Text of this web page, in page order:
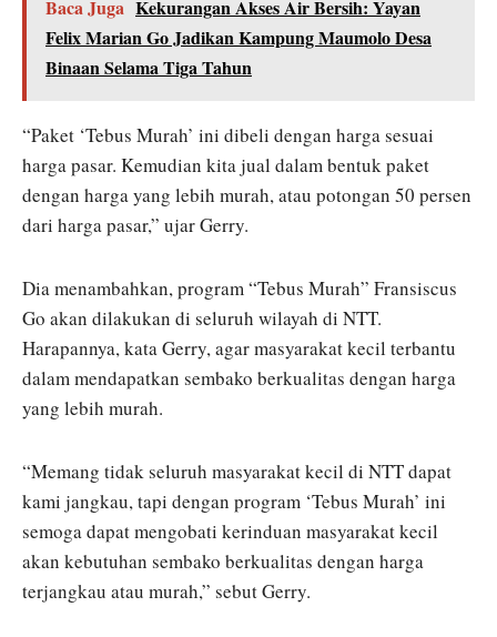
Baca Juga Kekurangan Akses Air Bersih: Yayan
Felix Marian Go Jadikan Kampung Maumolo Desa
Binaan Selama Tiga Tahun
“Paket ‘Tebus Murah’ ini dibeli dengan harga sesuai
harga pasar. Kemudian kita jual dalam bentuk paket
dengan harga yang lebih murah, atau potongan 50 persen
dari harga pasar,” ujar Gerry.
Dia menambahkan, program “Tebus Murah” Fransiscus
Go akan dilakukan di seluruh wilayah di NTT.
Harapannya, kata Gerry, agar masyarakat kecil terbantu
dalam mendapatkan sembako berkualitas dengan harga
yang lebih murah.
“Memang tidak seluruh masyarakat kecil di NTT dapat
kami jangkau, tapi dengan program ‘Tebus Murah’ ini
semoga dapat mengobati kerinduan masyarakat kecil
akan kebutuhan sembako berkualitas dengan harga
terjangkau atau murah,” sebut Gerry.